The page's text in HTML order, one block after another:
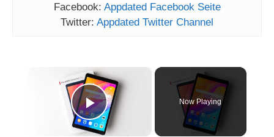
Facebook: Appdated Facebook Seite
Twitter: Appdated Twitter Channel
×
Play Video
Now Playing